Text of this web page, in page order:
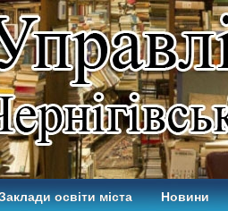
освіти міста Новини